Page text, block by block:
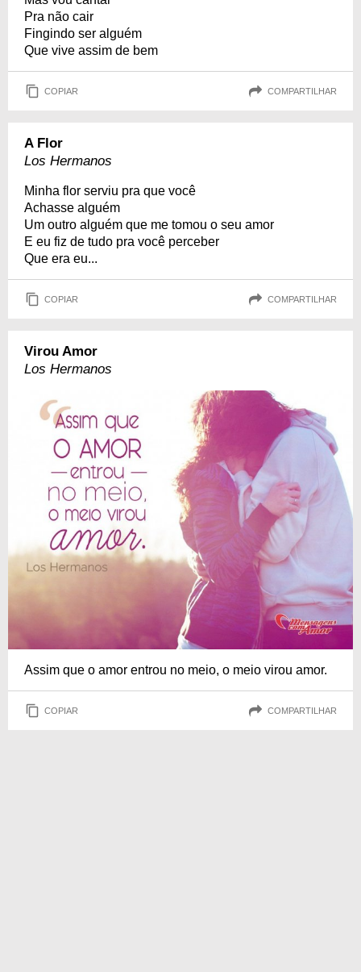
Pra não cair
Fingindo ser alguém
Que vive assim de bem
COPIAR COMPARTILHAR
A Flor
Los Hermanos
Minha flor serviu pra que você
Achasse alguém
Um outro alguém que me tomou o seu amor
E eu fiz de tudo pra você perceber
Que era eu...
COPIAR COMPARTILHAR
Virou Amor
Los Hermanos
Assim que o amor entrou no meio, o meio virou amor.
COPIAR COMPARTILHAR